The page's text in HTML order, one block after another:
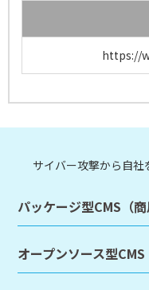
https://
サイバー攻撃から自社
パッケージ型CMS（商
オープンソース型CMS